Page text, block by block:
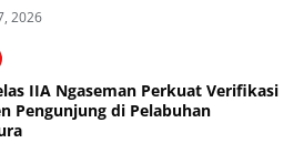
2026
IIA Ngaseman Perkuat Verifikasi
Pengunjung di Pelabuhan